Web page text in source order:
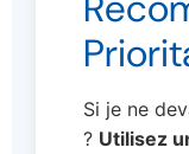
Si je ne
? Utilisez